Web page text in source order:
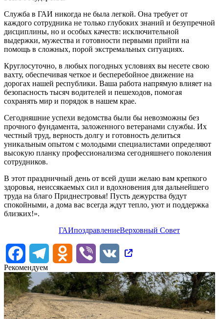
Служба в ГАИ никогда не была легкой. Она требует от
каждого сотрудника не только глубоких знаний и безупречной
дисциплины, но и особых качеств: исключительной
выдержки, мужества и готовности первыми прийти на
помощь в сложных, порой экстремальных ситуациях.
Круглосуточно, в любых погодных условиях вы несете свою
вахту, обеспечивая четкое и бесперебойное движение на
дорогах нашей республики. Ваша работа напрямую влияет на
безопасность тысяч водителей и пешеходов, помогая
сохранять мир и порядок в нашем крае.
Сегодняшние успехи ведомства были бы невозможны без
прочного фундамента, заложенного ветеранами службы. Их
честный труд, верность долгу и готовность делиться
уникальным опытом с молодыми специалистами определяют
высокую планку профессионализма сегодняшнего поколения
сотрудников.
В этот праздничный день от всей души желаю вам крепкого
здоровья, неиссякаемых сил и вдохновения для дальнейшего
труда на благо Приднестровья! Пусть дежурства будут
спокойными, а дома вас всегда ждут тепло, уют и поддержка
близких!».
ГАИпоздравлениеВерховный Совет
FacebookTelegram Odnoklassniki
Viber
VK
Рекомендуем